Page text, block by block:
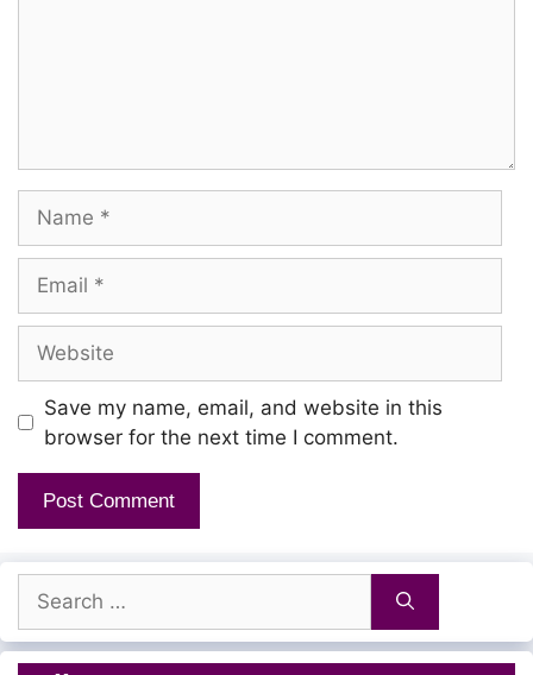
Azhagiya paatha
Visiri vidum veyilu
Kaanji pochu koralu
Daaru darkki davulu
Antha levelu antha levelu
Antha levelu andha levelu
Achacho kadal pongicho
Save my name, email, and website in this
browser for the next time I comment.
for: